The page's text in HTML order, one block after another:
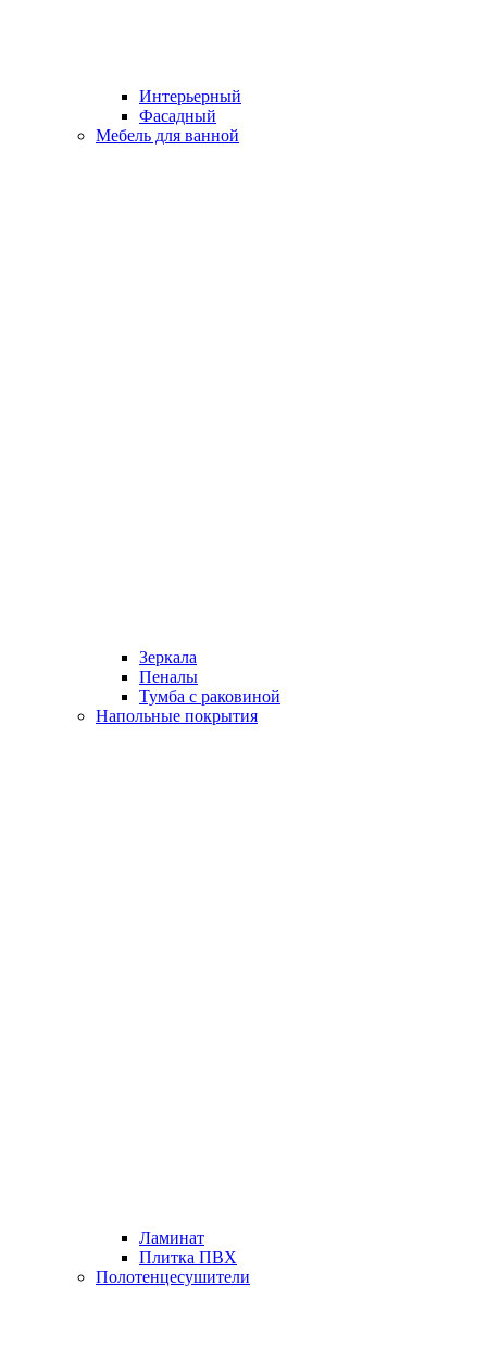
Интерьерный
Фасадный
Мебель для ванной
Зеркала
Пеналы
Тумба с раковиной
Напольные покрытия
Ламинат
Плитка ПВХ
Полотенцесушители